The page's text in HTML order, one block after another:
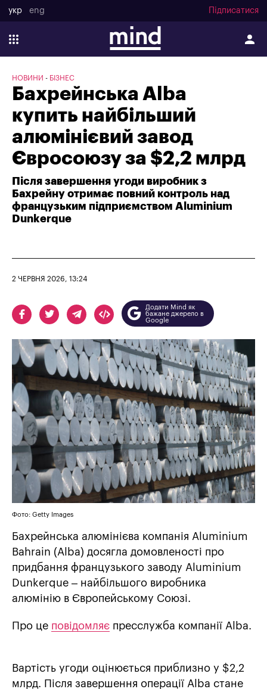
укр eng Підписатися
НОВИНИ БІЗНЕС
Бахрейнська Alba
купить найбільший
алюмінієвий завод
Євросоюзу за $2,2 млрд
Після завершення угоди виробник з
Бахрейну отримає повний контроль над
французьким підприємством Aluminium
Dunkerque
2 ЧЕРВНЯ 2026, 13:24
Додати Mind як
бажане джерело в
Google
Фото: Getty Images
Бахрейнська алюмінієва компанія Aluminium
Bahrain (Alba) досягла домовленості про
придбання французького заводу Aluminium
Dunkerque – найбільшого виробника
алюмінію в Європейському Союзі.
Про це повідомляє пресслужба компанії Alba.
Вартість угоди оцінюється приблизно у $2,2
млрд. Після завершення операції Alba стане